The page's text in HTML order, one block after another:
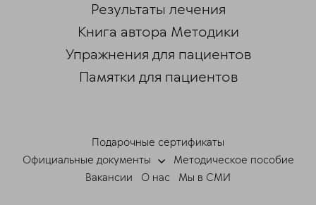
Результаты лечения
Книга автора Методики
Упражнения для пациентов
Памятки для пациентов
Подарочные сертификаты
Официальные документы
Методическое пособие
Вакансии
О нас Мы в СМИ
Мессенджеры
Свяжитесь с нами через любой удобный